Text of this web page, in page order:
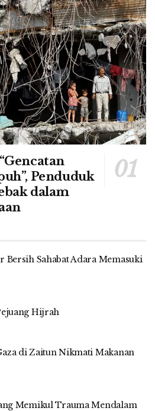
Penduduk
dalam
Sahabat Adara Memasuki
Hijrah
di Zaitun Nikmati Makanan
Memikul Trauma Mendalam